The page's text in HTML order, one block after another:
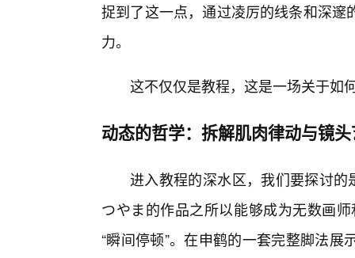
捉到了这一点，通过凌厉的线条和深
力。
这不仅仅是教程，这是一场关于如
动态的哲学：拆解肌肉律动与镜
进入教程的深水区，我们要探讨的
つやま的作品之所以能够成为无数画
“瞬间停顿”。在申鹤的一套完整脚法